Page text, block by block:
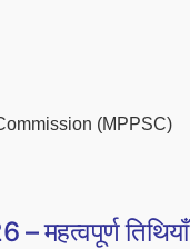
(MPPSC)
तिथियाँ